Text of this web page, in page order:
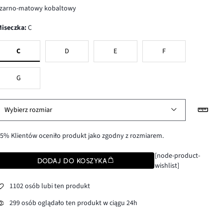
matowy kobaltowy
Miseczka:C
C D E F
G
Wybierz rozmiar
Klientów oceniło produkt jako zgodny z rozmiarem.
DODAJ DO KOSZYKA
[node-product-
wishlist]
1102 osób lubi ten produkt
299 osób oglądało ten produkt w ciągu 24h